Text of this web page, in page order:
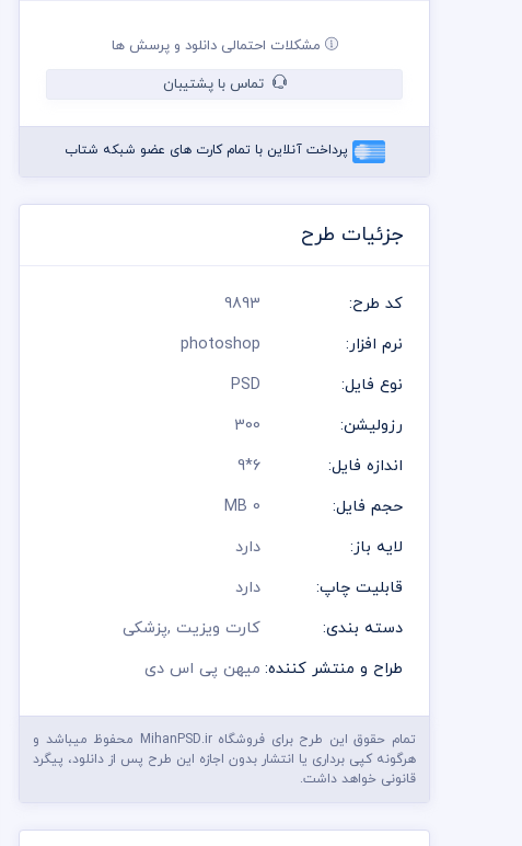
مشکلات احتمالی دانلود و پرسش ها
تماس با پشتیبان
پرداخت آنلاین با تمام کارت های عضو شبکه شتاب
جزئیات طرح
کد طرح:
9893
نرم افزار:
photoshop
نوع فایل:
PSD
رزولیشن:
300
اندازه فایل:
6*9
حجم فایل:
0 MB
لایه باز:
دارد
قابلیت چاپ:
دارد
دسته بندی:
کارت ویزیت ,پزشکی
طراح و منتشر کننده: میهن پی اس دی
تمام حقوق این طرح برای فروشگاه MihanPSD.ir محفوظ میباشد و
هرگونه کپی برداری یا انتشار بدون اجازه این طرح پس از دانلود، پیگرد
قانونی خواهد داشت.